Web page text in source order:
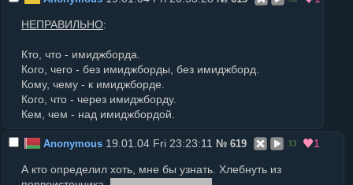
НЕПРАВИЛЬНО:
Кто, что - имиджборда.
Кого, чего - без имиджборды, без имиджборд.
Кому, чему - к имиджборде.
Кого, что - через имиджборду.
Кем, чем - над имиджбордой.
Anonymous19.01.04 Fri 23:23:11 № 619 33 1
А кто определил хоть, мне бы узнать. Хлебнуть из